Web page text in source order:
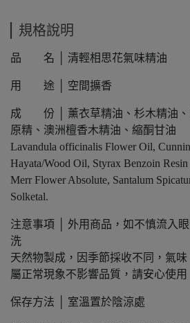
規格說明
品 名 │ 清輕相思花氣味精油
用 途 │ 空間擴香
成 份 │ 薰衣草精油、杉木精油、
原精、澳洲檀香木精油、縮酮甘油
Lavandula officinalis Flower Oil,
Hayata/Wood Oil, Styrax Benzoin
Merr Flower Absolute, Santalum
Solketal.
注意事項 │ 外用商品，如不慎流入
洗
天然物製成，因季節採收不同，氣味
屬正常現象不影響品質，請安心使用
保存方法 │ 室溫置於陰涼處